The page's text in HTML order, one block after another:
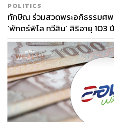
POLITICS
ทักษิณ ร่วมสวดพระอภิธรรมศพ
‘พักตร์พิไล ทวีสิน’ สิริอายุ 103
หลากวงการร่วมอาลัย